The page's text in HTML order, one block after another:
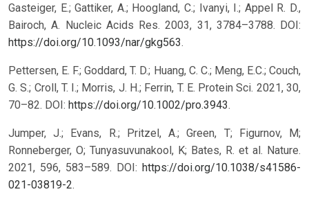
Gasteiger, E.; Gattiker, A.; Hoogland, C.; Ivanyi, I.; Appel R. D.,
Bairoch, A. Nucleic Acids Res. 2003, 31, 3784–3788. DOI:
https://doi.org/10.1093/nar/gkg563.
Pettersen, E. F.; Goddard, T. D.; Huang, C. C.; Meng, E.C.; Couch,
G. S.; Croll, T. I.; Morris, J. H.; Ferrin, T. E. Protein Sci. 2021, 30,
70–82. DOI: https://doi.org/10.1002/pro.3943.
Jumper, J.; Evans, R.; Pritzel, A.; Green, T; Figurnov, M;
Ronneberger, O; Tunyasuvunakool, K; Bates, R. et al. Nature.
2021, 596, 583–589. DOI: https://doi.org/10.1038/s41586-
021-03819-2.